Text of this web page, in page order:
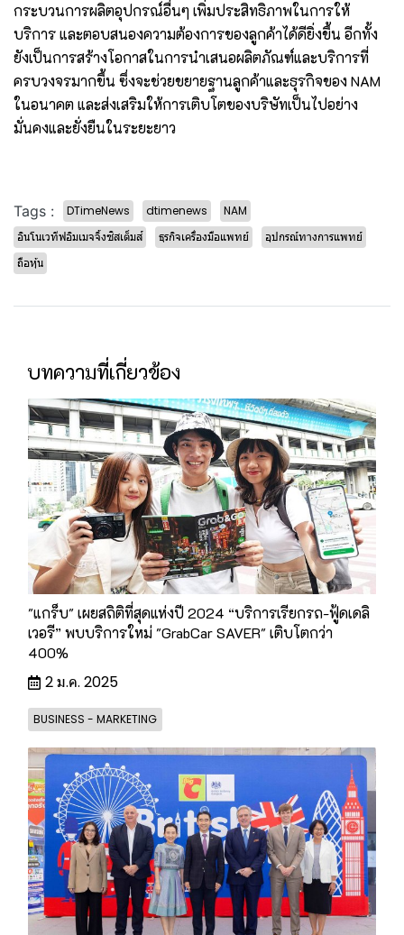
กระบวนการผลิตอุปกรณ์อื่นๆ เพิ่มประสิทธิภาพในการให้
บริการ และตอบสนองความต้องการของลูกค้าได้ดียิ่งขึ้น อีกทั้ง
ยังเป็นการสร้างโอกาสในการนำเสนอผลิตภัณฑ์และบริการที่
ครบวงจรมากขึ้น ซึ่งจะช่วยขยายฐานลูกค้าและธุรกิจของ NAM
ในอนาคต และส่งเสริมให้การเติบโตของบริษัทเป็นไปอย่าง
มั่นคงและยั่งยืนในระยะยาว
Tags : DTimeNews dtimenews
NAM
อินโนเวทีฟอิมเมจจิ้งซิสเต็มส์
ธุรกิจเครื่องมือแพทย์
อุปกรณ์ทางการแพทย์
ถือหุ้น
บทความที่เกี่ยวข้อง
"แกร็บ" เผยสถิติที่สุดแห่งปี 2024 “บริการเรียกรถ-ฟู้ดเดลิ
เวอรี” พบบริการใหม่ "GrabCar SAVER" เติบโตกว่า
400%
2 ม.ค. 2025
BUSINESS - MARKETING